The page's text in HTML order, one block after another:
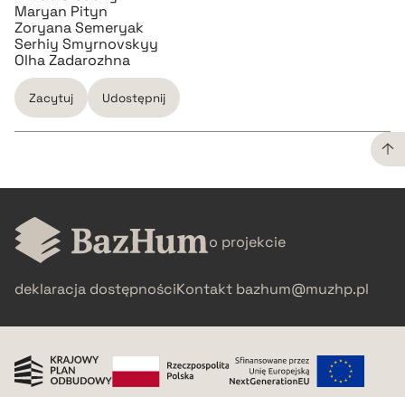
Maryan Pityn
Zoryana Semeryak
Serhiy Smyrnovskyy
Olha Zadarozhna
Zacytuj Udostępnij
CZYSTY TEKST
pobierz cytat
BIBTEX
o projekcie
deklaracja dostępnościKontakt bazhum@muzhp.pl